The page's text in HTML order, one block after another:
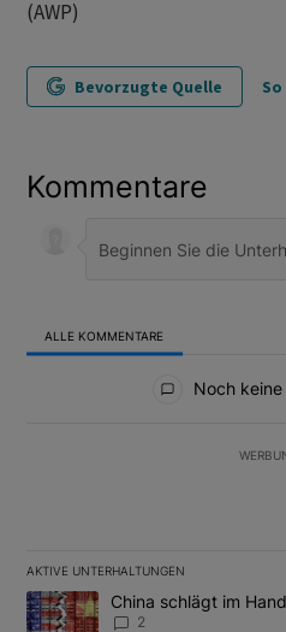
(AWP)
Bevorzugte Quelle
Kommentare
ALLE KOMMENTARE
Noch
AKTIVE UNTERHALTUNGEN
Das Folgende ist eine Liste der
Ein Trendartikel mit dem Titel
China schlägt im
2